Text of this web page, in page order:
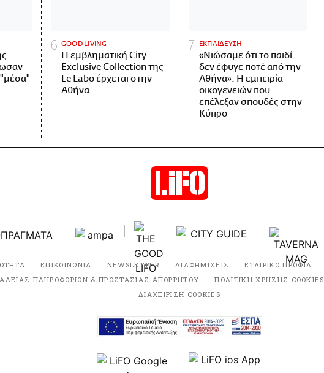
GOOD LIVING
Η εμβληματική City
Exclusive Collection της
Le Labo έρχεται στην
Αθήνα
ΕΚΠΑΙΔΕΥΣΗ
«Νιώσαμε ότι το παιδί
δεν έφυγε ποτέ από την
Αθήνα»: Η εμπειρία
οικογενειών που
επέλεξαν σπουδές στην
Κύπρο
ΕΠΙΚΟΙΝΩΝΙΑ NEWSLETTER ΔΙΑΦΗΜΙΣΕΙΣ ΕΤΑΙΡΙΚΟ ΠΡΟΦΙΛ
ΠΛΗΡΟΦΟΡΙΩΝ & ΠΡΟΣΤΑΣΙΑΣ ΑΠΟΡΡΗΤΟΥ
ΠΟΛΙΤΙΚΗ ΧΡΗΣΗΣ COOKIES
ΔΙΑΧΕΙΡΙΣΗ COOKIES